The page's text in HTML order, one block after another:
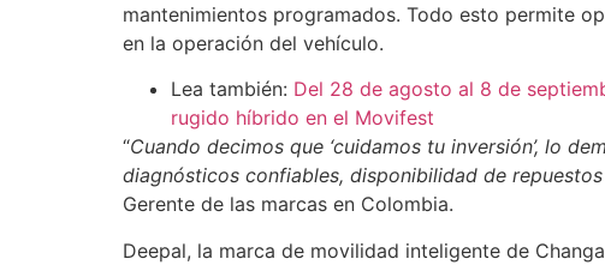
mantenimientos programados. Todo esto permite
en la operación del vehículo.
Lea también: Del 28 de agosto al 8 de
rugido híbrido en el Movifest
“Cuando decimos que ‘cuidamos tu inversión’, lo
diagnósticos confiables, disponibilidad de
Gerente de las marcas en Colombia.
Deepal, la marca de movilidad inteligente de